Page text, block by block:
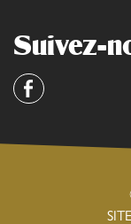
Suivez-
Facebook